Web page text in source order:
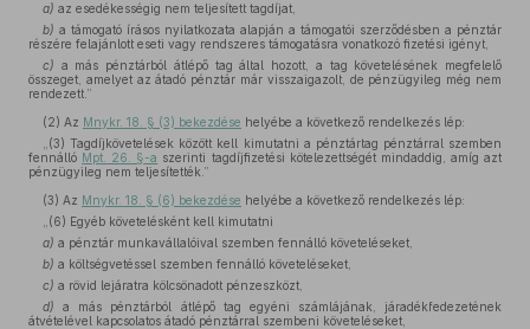
a) az esedékességig nem teljesített tagdíjat,
b) a támogató írásos nyilatkozata alapján a támogatói szerződésben a pénztár
részére felajánlott eseti vagy rendszeres támogatásra vonatkozó fizetési igényt,
c) a más pénztárból átlépő tag által hozott, a tag követelésének megfelelő
összeget, amelyet az átadó pénztár már visszaigazolt, de pénzügyileg még nem
rendezett.”
(2) Az Mnykr. 18. § (3) bekezdése helyébe a következő rendelkezés lép:
„(3) Tagdíjkövetelések között kell kimutatni a pénztártag pénztárral szemben
fennálló Mpt. 26. §-a szerinti tagdíjfizetési kötelezettségét mindaddig, amíg azt
pénzügyileg nem teljesítették.”
(3) Az Mnykr. 18. § (6) bekezdése helyébe a következő rendelkezés lép:
„(6) Egyéb követelésként kell kimutatni
a) a pénztár munkavállalóival szemben fennálló követeléseket,
b) a költségvetéssel szemben fennálló követeléseket,
c) a rövid lejáratra kölcsönadott pénzeszközt,
d) a más pénztárból átlépő tag egyéni számlájának, járadékfedezetének
átvételével kapcsolatos átadó pénztárral szembeni követeléseket,